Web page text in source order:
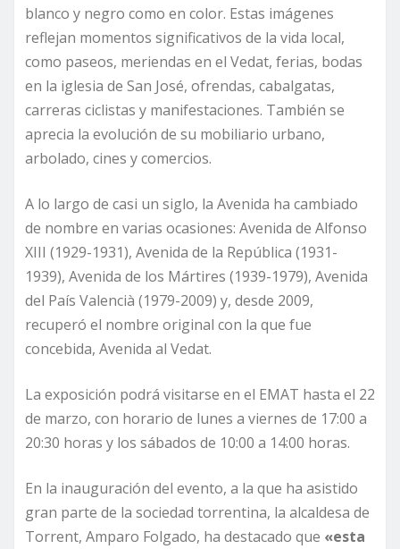
blanco y negro como en color. Estas imágenes
reflejan momentos significativos de la vida local,
como paseos, meriendas en el Vedat, ferias, bodas
en la iglesia de San José, ofrendas, cabalgatas,
carreras ciclistas y manifestaciones. También se
aprecia la evolución de su mobiliario urbano,
arbolado, cines y comercios.
A lo largo de casi un siglo, la Avenida ha cambiado
de nombre en varias ocasiones: Avenida de Alfonso
XIII (1929-1931), Avenida de la República (1931-
1939), Avenida de los Mártires (1939-1979), Avenida
del País Valencià (1979-2009) y, desde 2009,
recuperó el nombre original con la que fue
concebida, Avenida al Vedat.
La exposición podrá visitarse en el EMAT hasta el 22
de marzo, con horario de lunes a viernes de 17:00 a
20:30 horas y los sábados de 10:00 a 14:00 horas.
En la inauguración del evento, a la que ha asistido
gran parte de la sociedad torrentina, la alcaldesa de
Torrent, Amparo Folgado, ha destacado que «esta